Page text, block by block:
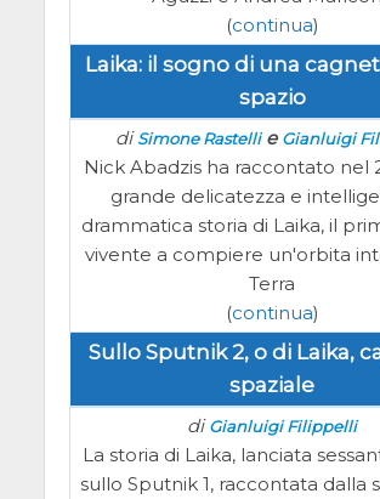
(continua)
Laika: il sogno di una
spazio
diSimone Rastellie Gianluigi
Nick Abadzis ha raccontato nel
grande delicatezza e
drammatica storia di Laika, il
vivente a compiere un'orbita
Terra
(continua)
Sullo Sputnik 2, o di Laika,
spaziale
diGianluigi Filippelli
La storia di Laika, lanciata
sullo Sputnik 1, raccontata dalla